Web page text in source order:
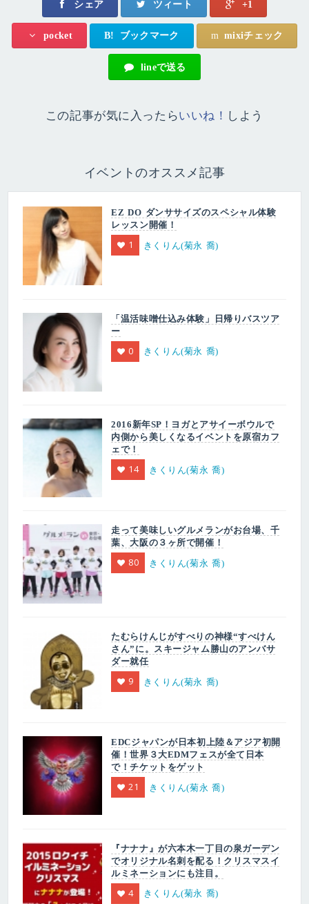
シェア ツィート +1
pocket B! ブックマーク m mixiチェック
lineで送る
この記事が気に入ったらいいね！ しよう
イベントのオススメ記事
EZ DO ダンササイズのスペシャル体験
レッスン開催！
1 きくりん(菊永 喬)
「温活味噌仕込み体験」日帰りバスツア
ー
0 きくりん(菊永 喬)
2016新年SP！ヨガとアサイーボウルで
内側から美しくなるイベントを原宿カフ
ェで！
14 きくりん(菊永 喬)
走って美味しいグルメランがお台場、千
葉、大阪の３ヶ所で開催！
80 きくりん(菊永 喬)
たむらけんじがすべりの神様“すべけん
さん”に。スキージャム勝山のアンバサ
ダー就任
9 きくりん(菊永 喬)
EDCジャパンが日本初上陸＆アジア初開
催！世界３大EDMフェスが全て日本
で！チケットをゲット
21 きくりん(菊永 喬)
『ナナナ』が六本木一丁目の泉ガーデン
でオリジナル名刺を配る！クリスマスイ
ルミネーションにも注目。
4 きくりん(菊永 喬)